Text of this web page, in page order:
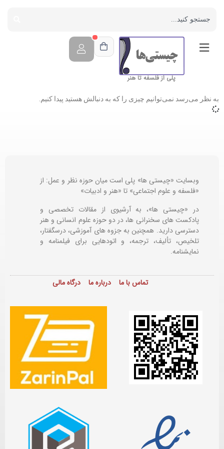
پلی از فلسفه تا هنر
به نظر می‌رسد نمی‌توانیم چیزی را که به دنبالش هستید پیدا کنیم.
وبسایت «چیستی ها» پلی است میان حوزه نظر و عمل: از
«فلسفه و علوم اجتماعی» تا «هنر و ادبیات»
در «چیستی ها»، به آرشیوی از مقالات تخصصی و
پادکست های سخنرانی ها، در دو حوزه علوم انسانی و هنر
دسترسی دارید. همچنین به جزوه های آموزشی، درسگفتار،
تلخیص، تألیف، ترجمه، و اتودهایی برایفیلمنامه و
نمایشنامه.
تماس با ما درباره ما درگاه مالی